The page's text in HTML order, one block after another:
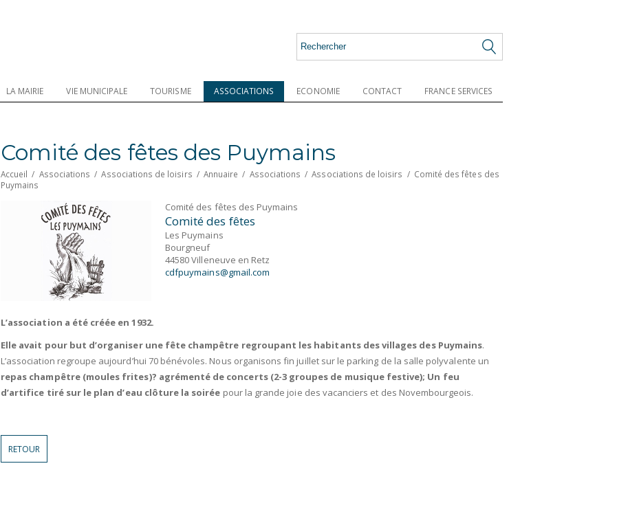
LA MAIRIE VIE MUNICIPALE TOURISME ASSOCIATIONS ECONOMIE CONTACT FRANCE SERVICES
Comité des fêtes des Puymains
Accueil / Associations /Associations de loisirs / Annuaire / Associations /Associations de loisirs / Comité des fêtes des
Puymains
Comité des fêtes des Puymains
Comité des fêtes
Les Puymains
Bourgneuf
44580 Villeneuve en Retz
cdfpuymains@gmail.com
L’association a été créée en 1932.
Elle avait pour but d’organiser une fête champêtre regroupant les habitants des villages des Puymains.
L’association regroupe aujourd’hui 70 bénévoles. Nous organisons fin juillet sur le parking de la salle polyvalente un
repas champêtre (moules frites)? agrémenté de concerts (2-3 groupes de musique festive); Un feu
d’artifice tiré sur le plan d’eau clôture la soirée pour la grande joie des vacanciers et des Novembourgeois.
RETOUR